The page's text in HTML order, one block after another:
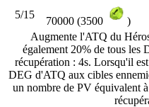
5/15
70000 (3500 )
Augmente l'ATQ du
également 20% de tous les
récupération : 4s. Lorsqu'il
DEG d'ATQ aux cibles
un nombre de PV équivalent